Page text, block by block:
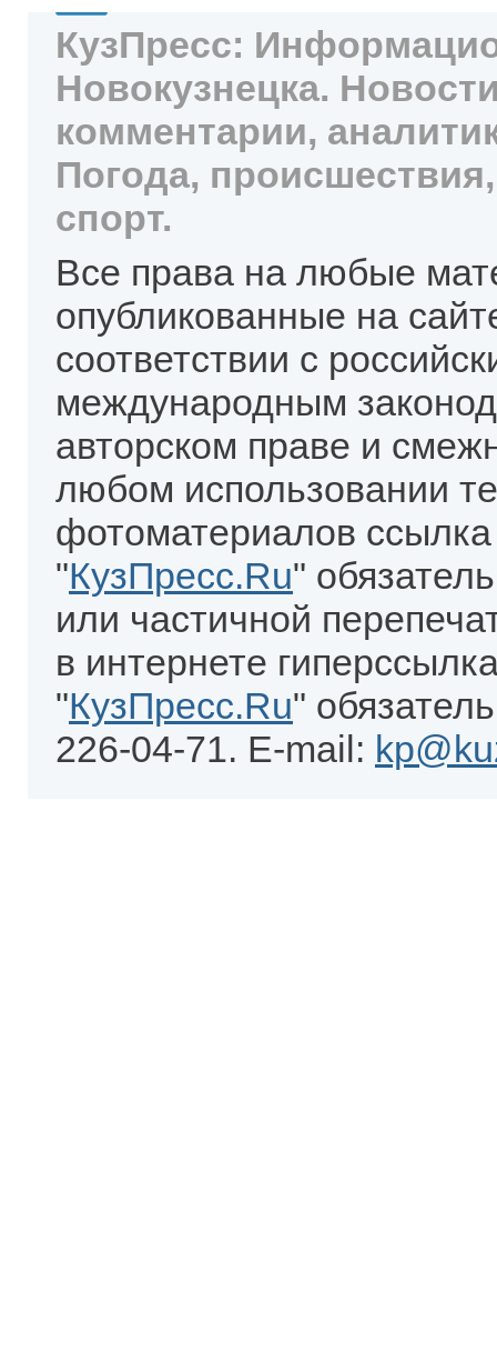
КузПресс:
Новокузнецка.
комментарии,
Погода,
спорт.
Все права на любые
опубликованные на
соответствии с
международным
авторском праве и
любом использовании
фотоматериалов
"КузПресс.Ru"
или частичной
в интернете
"КузПресс.Ru"
226-04-71. E-mail: